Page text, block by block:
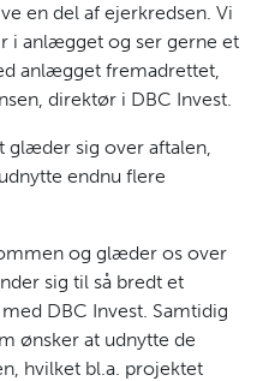
en del af ejerkredsen. Vi
i anlægget og ser gerne et
anlægget fremadrettet,
direktør i DBC Invest.
glæder sig over aftalen,
endnu flere
og glæder os over
sig til så bredt et
DBC Invest. Samtidig
ønsker at udnytte de
hvilket bl.a. projektet